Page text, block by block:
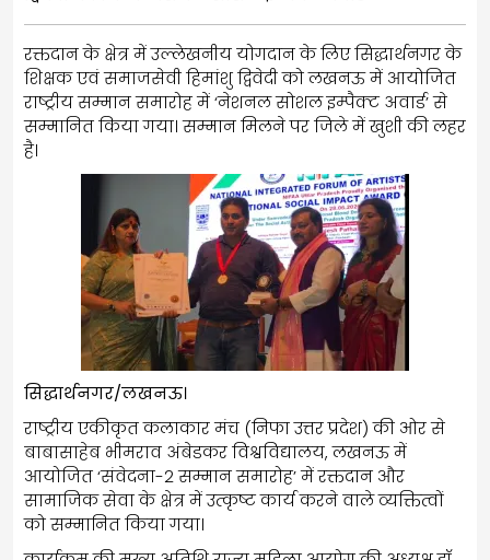
रक्तदान के क्षेत्र में उल्लेखनीय योगदान के लिए सिद्धार्थनगर के
शिक्षक एवं समाजसेवी हिमांशु द्विवेदी को लखनऊ में आयोजित
राष्ट्रीय सम्मान समारोह में ‘नेशनल सोशल इम्पैक्ट अवार्ड’ से
सम्मानित किया गया। सम्मान मिलने पर जिले में खुशी की लहर
है।
सिद्धार्थनगर/लखनऊ।
राष्ट्रीय एकीकृत कलाकार मंच (निफा उत्तर प्रदेश) की ओर से
बाबासाहेब भीमराव अंबेडकर विश्वविद्यालय, लखनऊ में
आयोजित ‘संवेदना-2 सम्मान समारोह’ में रक्तदान और
सामाजिक सेवा के क्षेत्र में उत्कृष्ट कार्य करने वाले व्यक्तित्वों
को सम्मानित किया गया।